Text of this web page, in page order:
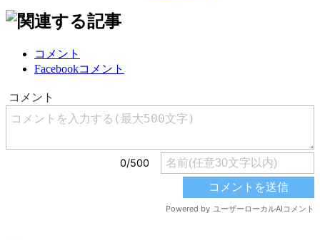
コメント
Facebookコメント